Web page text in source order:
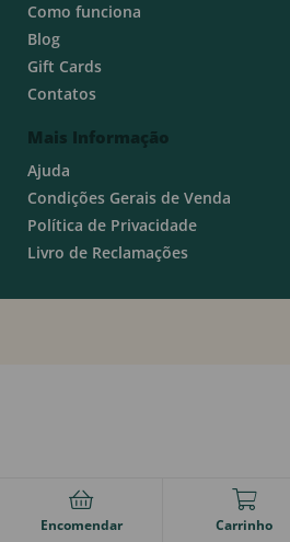
Como funciona
Blog
Gift Cards
Contatos
Mais Informação
Ajuda
Condições Gerais de Venda
Política de Privacidade
Livro de Reclamações
Encomendar Carrinho